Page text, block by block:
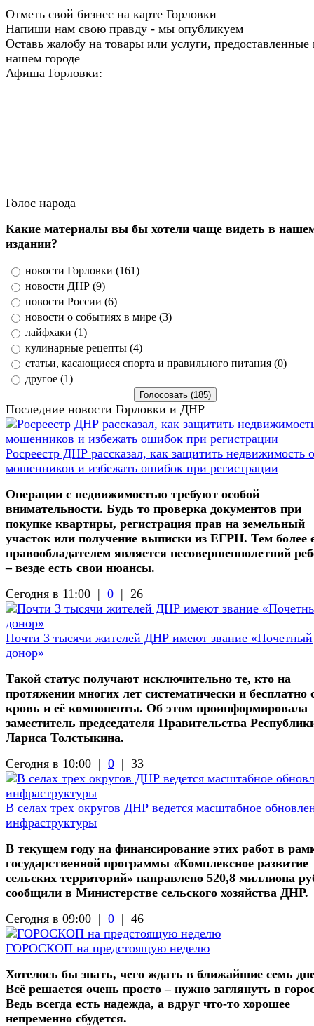
Отметь свой бизнес на карте Горловки
Напиши нам свою правду - мы опубликуем
Оставь жалобу на товары или услуги, предоставленные
нашем городе
Афиша Горловки:
Голос народа
Какие материалы вы бы хотели чаще видеть в
издании?
новости Горловки (161)
новости ДНР (9)
новости России (6)
новости о событиях в мире (3)
лайфхаки (1)
кулинарные рецепты (4)
статьи, касающиеся спорта и правильного питания (0)
другое (1)
Последние новости Горловки и ДНР
Росреестр ДНР рассказал, как защитить недвижимость
мошенников и избежать ошибок при регистрации
Операции с недвижимостью требуют особой
внимательности. Будь то проверка документов при
покупке квартиры, регистрация прав на земельный
участок или получение выписки из ЕГРН. Тем более
правообладателем является несовершеннолетний
– везде есть свои нюансы.
Сегодня в 11:00 | 0 | 26
Почти 3 тысячи жителей ДНР имеют звание «Почетный
донор»
Такой статус получают исключительно те, кто на
протяжении многих лет систематически и бесплатно
кровь и её компоненты. Об этом проинформировала
заместитель председателя Правительства
Лариса Толстыкина.
Сегодня в 10:00 | 0 | 33
В селах трех округов ДНР ведется масштабное
инфраструктуры
В текущем году на финансирование этих работ в
государственной программы «Комплексное развитие
сельских территорий» направлено 520,8 миллиона
сообщили в Министерстве сельского хозяйства ДНР.
Сегодня в 09:00 | 0 | 46
ГОРОСКОП на предстоящую неделю
Хотелось бы знать, чего ждать в ближайшие семь
Всё решается очень просто – нужно заглянуть в
Ведь всегда есть надежда, а вдруг что-то хорошее
непременно сбудется.